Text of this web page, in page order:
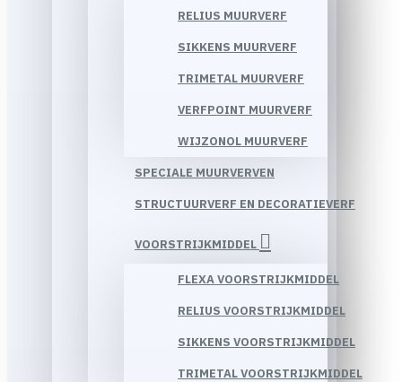
RELIUS MUURVERF
SIKKENS MUURVERF
TRIMETAL MUURVERF
VERFPOINT MUURVERF
WIJZONOL MUURVERF
SPECIALE MUURVERVEN
STRUCTUURVERF EN DECORATIEVERF
VOORSTRIJKMIDDEL
FLEXA VOORSTRIJKMIDDEL
RELIUS VOORSTRIJKMIDDEL
SIKKENS VOORSTRIJKMIDDEL
TRIMETAL VOORSTRIJKMIDDEL